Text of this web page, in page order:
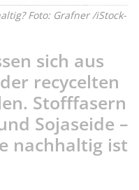
Foto: Grafner /iStock-
sich aus
recycelten
Stofffasern
Sojaseide –
nachhaltig ist